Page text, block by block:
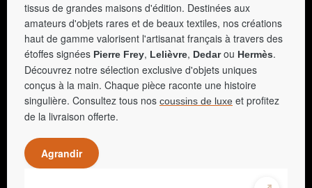
tissus de grandes maisons d'édition. Destinées aux
amateurs d'objets rares et de beaux textiles, nos créations
haut de gamme valorisent l'artisanat français à travers des
étoffes signées Pierre Frey, Lelièvre, Dedarou Hermès.
Découvrez notre sélection exclusive d'objets uniques
conçus à la main. Chaque pièce raconte une histoire
singulière. Consultez tous nos coussins de luxe et profitez
de la livraison offerte.
Agrandir